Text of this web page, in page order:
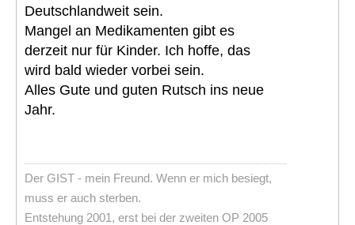
Deutschlandweit sein.
Mangel an Medikamenten gibt es
derzeit nur für Kinder. Ich hoffe, das
wird bald wieder vorbei sein.
Alles Gute und guten Rutsch ins neue
Jahr.
Der GIST - mein Freund. Wenn er mich besiegt,
muss er auch sterben.
Entstehung 2001, erst bei der zweiten OP 2005